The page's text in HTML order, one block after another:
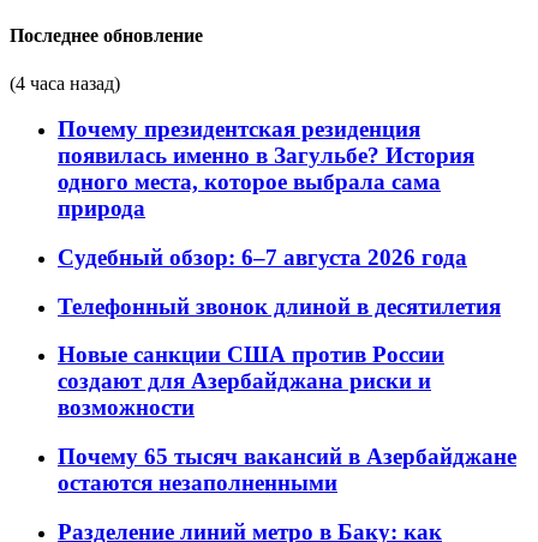
Последнее обновление
(4 часа назад)
Почему президентская резиденция
появилась именно в Загульбе? История
одного места, которое выбрала сама
природа
Судебный обзор: 6–7 августа 2026 года
Телефонный звонок длиной в десятилетия
Новые санкции США против России
создают для Азербайджана риски и
возможности
Почему 65 тысяч вакансий в Азербайджане
остаются незаполненными
Разделение линий метро в Баку: как